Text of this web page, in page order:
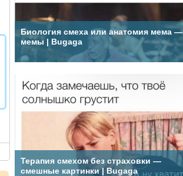
Биология смеха или анатомия мема —
мемы | Bugaga
Терапия смехом без страховки —
смешные картинки | Bugaga